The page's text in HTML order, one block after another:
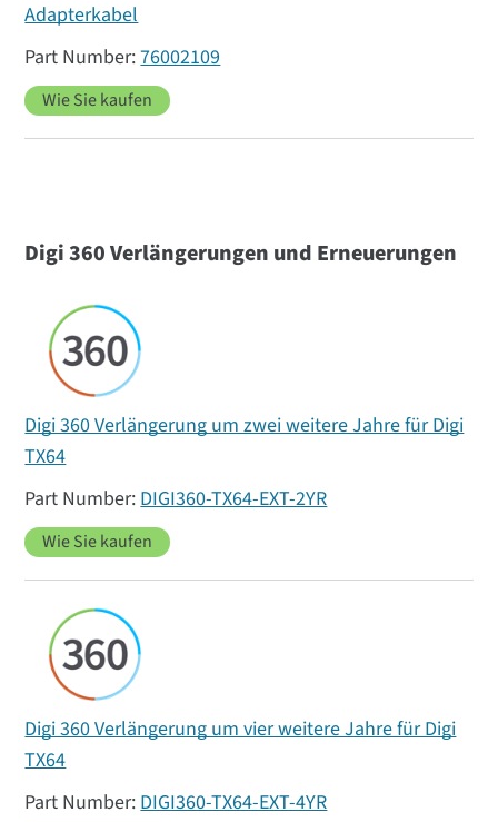
Adapterkabel
76002109
Wie Sie kaufen
Digi 360 Verlängerungen und Erneuerungen
Digi 360 Verlängerung um zwei weitere Jahre für Digi
TX64
DIGI360-TX64-EXT-2YR
Wie Sie kaufen
Digi 360 Verlängerung um vier weitere Jahre für Digi
TX64
DIGI360-TX64-EXT-4YR